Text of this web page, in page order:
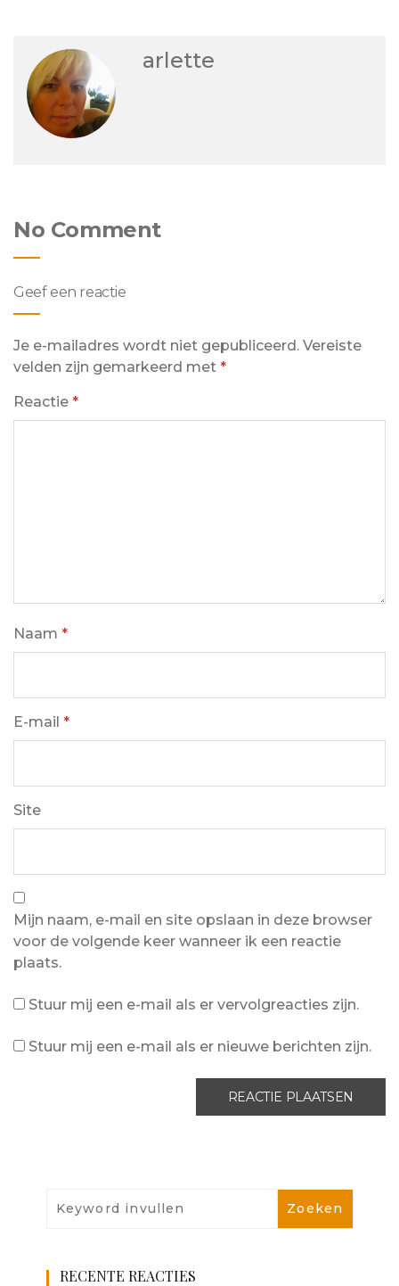
arlette
No Comment
Geef een reactie
Je e-mailadres wordt niet gepubliceerd. Vereiste
velden zijn gemarkeerd met *
Reactie *
Naam *
E-mail *
Site
Mijn naam, e-mail en site opslaan in deze browser
voor de volgende keer wanneer ik een reactie
plaats.
Stuur mij een e-mail als er vervolgreacties zijn.
Stuur mij een e-mail als er nieuwe berichten zijn.
RECENTE REACTIES